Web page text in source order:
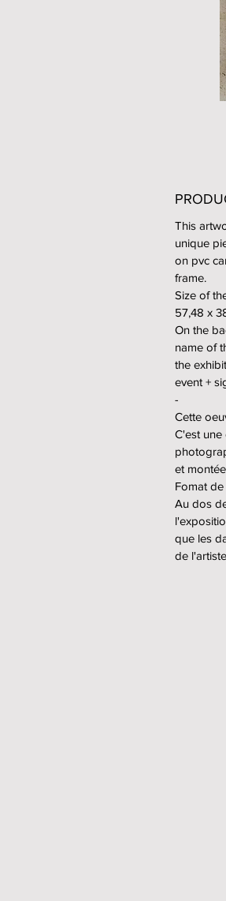
This
unique
on pvc
frame.
Size of
57,48 x
On the
name of
the
event +
-
Cette
C'est une
et
Fomat
Au dos
que les
de